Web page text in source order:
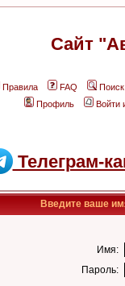
Сайт
Правила FAQ
Поиск
Профиль
Войти
Телеграм-
Введите ваше
Имя:
Пароль: